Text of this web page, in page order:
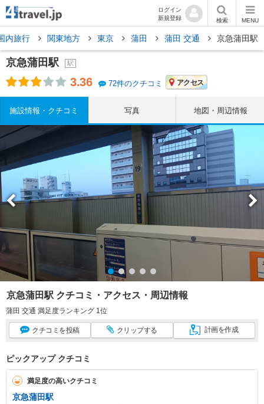
ログイン
新規登録
検索 MENU
内旅行 関東地方 東京 蒲田 蒲田 交通 京急蒲田駅
京急蒲田駅 駅
3.36 72件のクチコミ アクセス
施設情報・クチコミ 写真 地図・周辺情報
京急蒲田駅 クチコミ・アクセス・周辺情報
蒲田 交通 満足度ランキング 1位
クチコミ を投稿 クリップする 計画を作成
ピックアップ クチコミ
満足度の高いクチコミ
京急蒲田駅